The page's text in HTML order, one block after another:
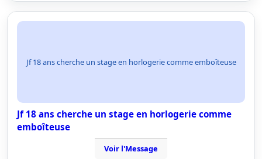
Jf 18 ans cherche un stage en horlogerie comme emboîteuse
Jf 18 ans cherche un stage en horlogerie comme
emboîteuse
Voir l'Message